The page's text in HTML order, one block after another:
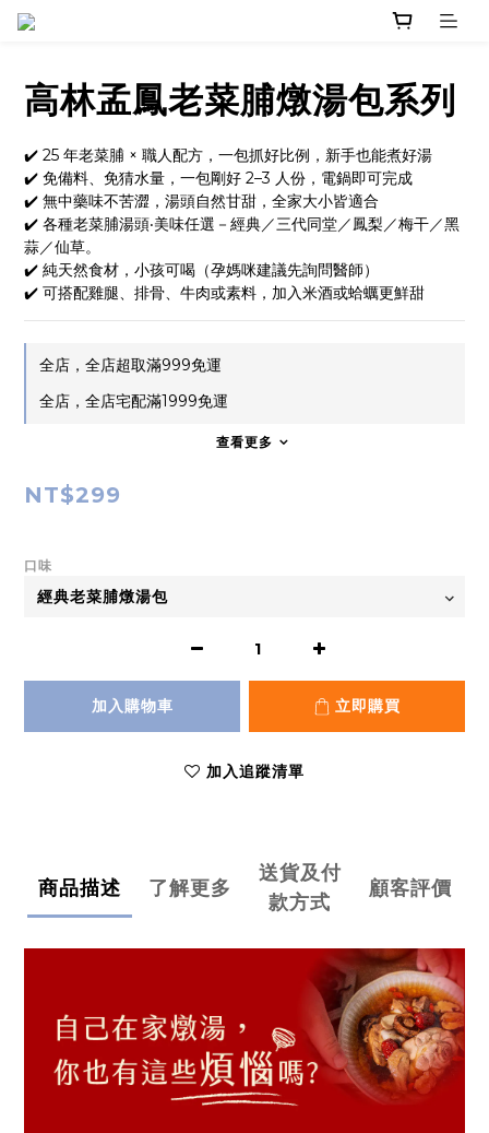
高林孟鳳老菜脯燉湯包系列
✔️ 25 年老菜脯 × 職人配方，一包抓好比例，新手也能煮好湯
✔️ 免備料、免猜水量，一包剛好 2–3 人份，電鍋即可完成
✔️ 無中藥味不苦澀，湯頭自然甘甜，全家大小皆適合
✔️ 各種老菜脯湯頭‧美味任選－經典／三代同堂／鳳梨／梅干／黑
蒜／仙草。
✔️ 純天然食材，小孩可喝（孕媽咪建議先詢問醫師）
✔️ 可搭配雞腿、排骨、牛肉或素料，加入米酒或蛤蠣更鮮甜
全店，全店超取滿999免運
全店，全店宅配滿1999免運
查看更多
NT$299
口味
加入購物車 立即購買
加入追蹤清單
商品描述 了解更多
送貨及付
款方式
顧客評價